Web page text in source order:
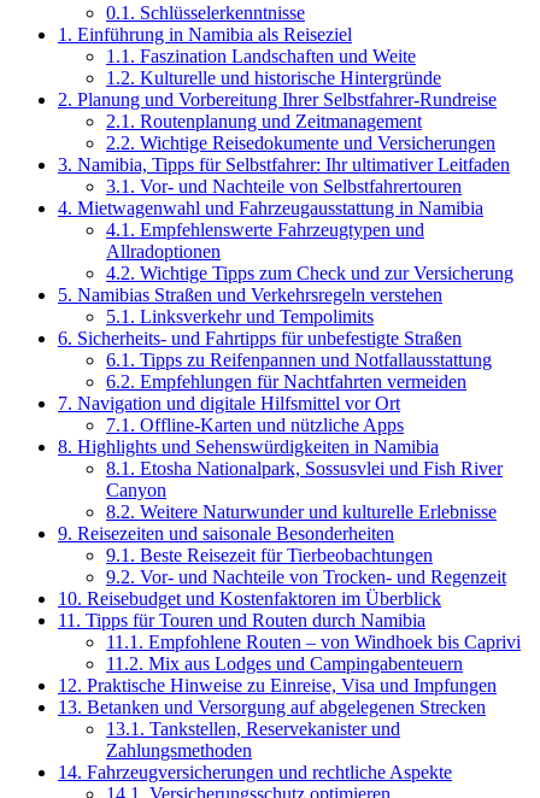
0.1. Schlüsselerkenntnisse
1. Einführung in Namibia als Reiseziel
1.1. Faszination Landschaften und Weite
1.2. Kulturelle und historische Hintergründe
2. Planung und Vorbereitung Ihrer Selbstfahrer-Rundreise
2.1. Routenplanung und Zeitmanagement
2.2. Wichtige Reisedokumente und Versicherungen
3. Namibia, Tipps für Selbstfahrer: Ihr ultimativer Leitfaden
3.1. Vor- und Nachteile von Selbstfahrertouren
4. Mietwagenwahl und Fahrzeugausstattung in Namibia
4.1. Empfehlenswerte Fahrzeugtypen und
Allradoptionen
4.2. Wichtige Tipps zum Check und zur Versicherung
5. Namibias Straßen und Verkehrsregeln verstehen
5.1. Linksverkehr und Tempolimits
6. Sicherheits- und Fahrtipps für unbefestigte Straßen
6.1. Tipps zu Reifenpannen und Notfallausstattung
6.2. Empfehlungen für Nachtfahrten vermeiden
7. Navigation und digitale Hilfsmittel vor Ort
7.1. Offline-Karten und nützliche Apps
8. Highlights und Sehenswürdigkeiten in Namibia
8.1. Etosha Nationalpark, Sossusvlei und Fish River
Canyon
8.2. Weitere Naturwunder und kulturelle Erlebnisse
9. Reisezeiten und saisonale Besonderheiten
9.1. Beste Reisezeit für Tierbeobachtungen
9.2. Vor- und Nachteile von Trocken- und Regenzeit
10. Reisebudget und Kostenfaktoren im Überblick
11. Tipps für Touren und Routen durch Namibia
11.1. Empfohlene Routen – von Windhoek bis Caprivi
11.2. Mix aus Lodges und Campingabenteuern
12. Praktische Hinweise zu Einreise, Visa und Impfungen
13. Betanken und Versorgung auf abgelegenen Strecken
13.1. Tankstellen, Reservekanister und
Zahlungsmethoden
14. Fahrzeugversicherungen und rechtliche Aspekte
14.1. Versicherungsschutz optimieren